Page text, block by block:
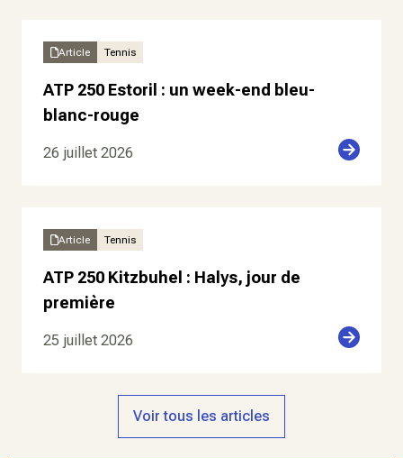
Article Tennis
ATP 250 Estoril : un week-end bleu-
blanc-rouge
26 juillet 2026
Article Tennis
ATP 250 Kitzbuhel : Halys, jour de
première
25 juillet 2026
Voir tous les articles